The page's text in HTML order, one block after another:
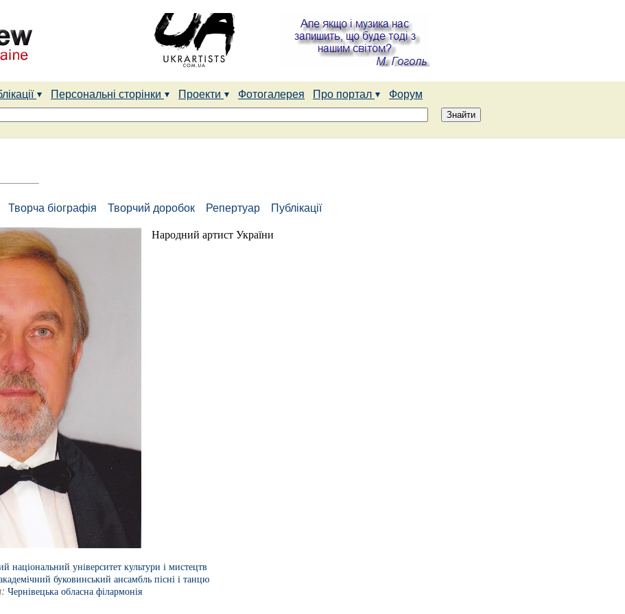
Персональні сторінки Проекти Фотогалерея Про портал
Форум
Творча біографія Творчий доробок Репертуар Публікації
Народний артист України
національний університет культури і мистецтв
буковинський ансамбль пісні і танцю
Чернівецька обласна філармонія